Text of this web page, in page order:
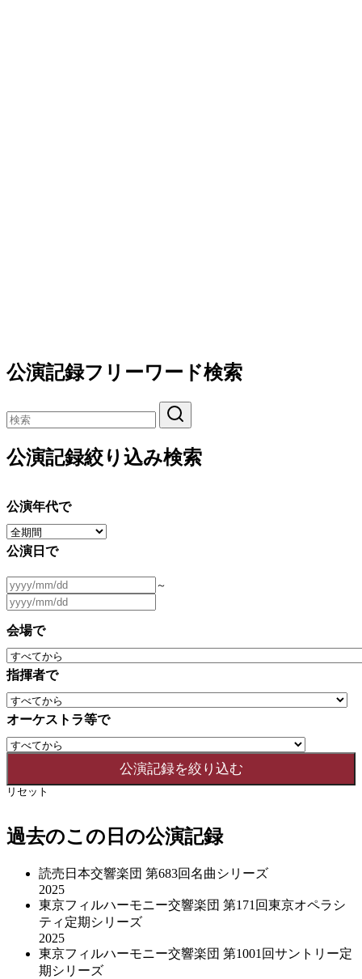
公演記録フリーワード検索
公演記録絞り込み検索
公演年代で
公演日で
～
会場で
指揮者で
オーケストラ等で
リセット
過去のこの日の公演記録
読売日本交響楽団 第683回名曲シリーズ
2025
東京フィルハーモニー交響楽団 第171回東京オペラシ
ティ定期シリーズ
2025
東京フィルハーモニー交響楽団 第1001回サントリー定
期シリーズ